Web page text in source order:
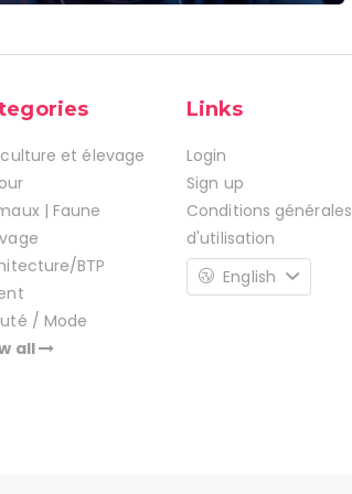
et élevage
| Faune
BTP
/ Mode
all
Links
Login
Sign up
Conditions générales
d'utilisation
English